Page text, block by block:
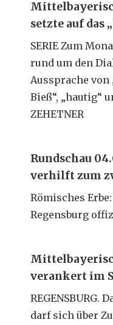
setzte auf das
SERIE Zum
rund um den
Aussprache von
Bieß“, „hautig“
ZEHETNER
Rundschau
verhilft zum
Römisches
Regensburg
verankert im
REGENSBURG.
darf sich über